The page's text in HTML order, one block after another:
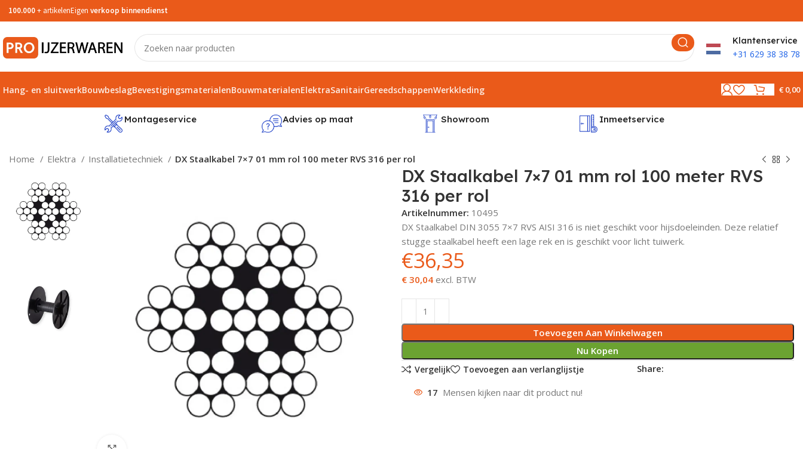
100.000+ artikelenEigen verkoop binnendienst
Klantenservice
+31 629 38 38 78
Hang- en sluitwerkBouwbeslagBevestigingsmaterialenBouwmaterialenElektraSanitairGereedschappenWerkkleding €0,00
Montageservice Advies op maat Showroom Inmeetservice
Home Elektra Installatietechniek DX Staalkabel 7×7 01 mm rol 100 meter RVS 316 per rol
DX Staalkabel 7×7 01 mm rol 100 meter RVS
316 per rol
Artikelnummer: 10495
DX Staalkabel DIN 3055 7×7 RVS AISI 316 is niet geschikt voor hijsdoeleinden. Deze relatief
stugge staalkabel heeft een lage rek en is geschikt voor licht tuiwerk.
€36,35
€ 30,04 excl. BTW
Toevoegen Aan Winkelwagen
Nu Kopen
Vergelijk Toevoegen aan verlanglijstje Share:
17 Mensen kijken naar dit product nu!